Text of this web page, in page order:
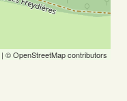
| © OpenStreetMap contributors